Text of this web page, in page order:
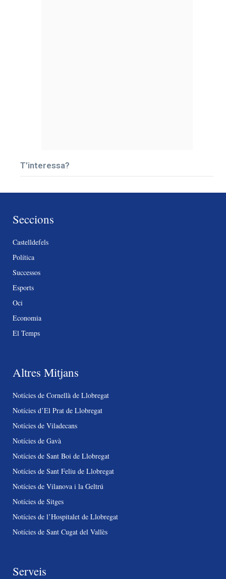
T’interessa?
Seccions
Castelldefels
Política
Successos
Esports
Oci
Economia
El Temps
Altres Mitjans
Notícies de Cornellà de Llobregat
Notícies d’El Prat de Llobregat
Notícies de Viladecans
Notícies de Gavà
Notícies de Sant Boi de Llobregat
Notícies de Sant Feliu de Llobregat
Notícies de Vilanova i la Geltrú
Notícies de Sitges
Notícies de l’Hospitalet de Llobregat
Notícies de Sant Cugat del Vallès
Serveis